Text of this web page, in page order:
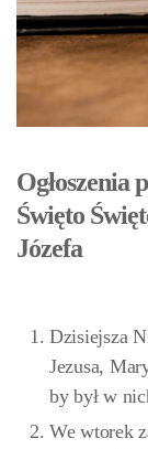
Ogłoszenia
Święto
Józefa
Dzisiejsza
Jezusa,
by był w
We wtorek